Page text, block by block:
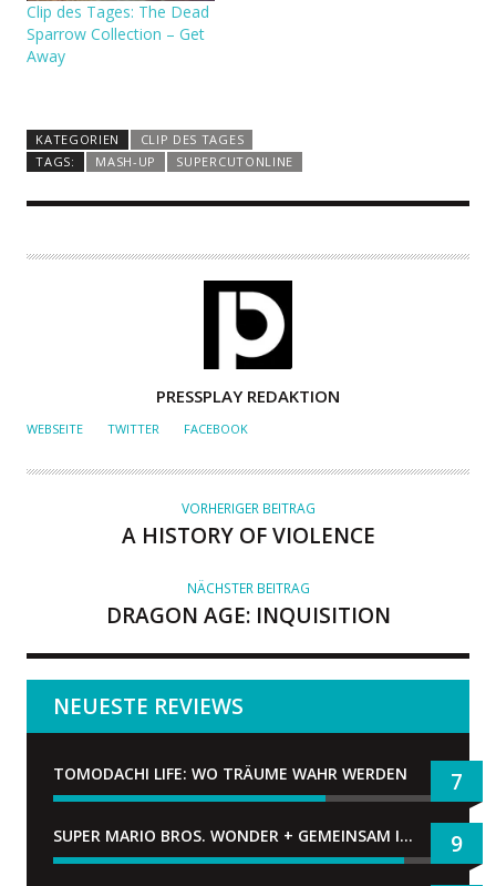
Clip des Tages: The Dead
Sparrow Collection – Get
Away
KATEGORIEN
CLIP DES TAGES
TAGS:
MASH-UP SUPERCUTONLINE
U
O
PRESSPLAY REDAKTION
WEBSEITE TWITTER FACEBOOK
VORHERIGER BEITRAG
A HISTORY OF VIOLENCE
NÄCHSTER BEITRAG
DRAGON AGE: INQUISITION
NEUESTE REVIEWS
TOMODACHI LIFE: WO TRÄUME WAHR WERDEN 7
SUPER MARIO BROS. WONDER + GEMEINSAM IM BELLABEL-PARK 9